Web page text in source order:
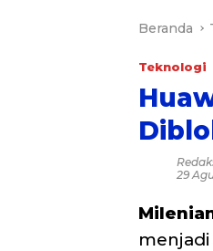
Beranda
Teknologi
29